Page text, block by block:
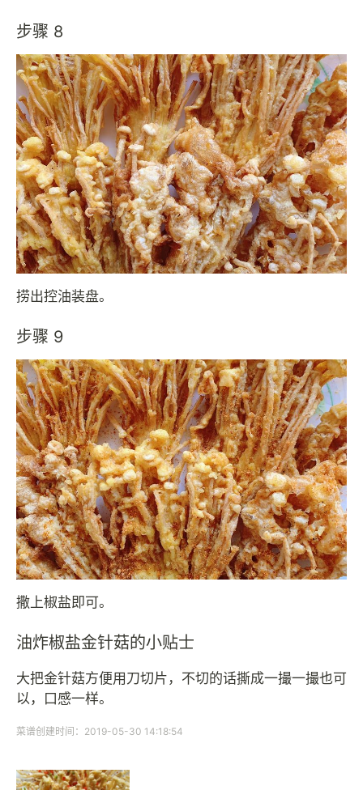
步骤 8
捞出控油装盘。
步骤 9
撒上椒盐即可。
油炸椒盐金针菇的小贴士
大把金针菇方便用刀切片，不切的话撕成一撮一撮也可
以，口感一样。
菜谱创建时间：2019-05-30 14:18:54